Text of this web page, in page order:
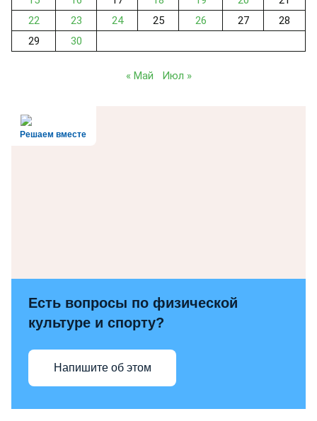
22
23 24 25 26 27
28
29
30
« Май Июл »
Решаем вместе
Есть вопросы по физической
культуре и спорту?
Напишите об этом